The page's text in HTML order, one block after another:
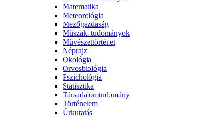
Matematika
Meteorológia
Mezőgazdaság
Műszaki tudományok
Művészettörténet
Néprajz
Ökológia
Orvosbiológia
Pszichológia
Statisztika
Társadalomtudomány
Történelem
Űrkutatás